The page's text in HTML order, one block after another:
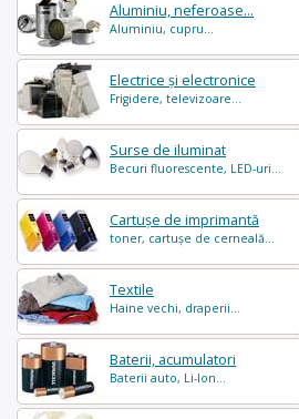
Aluminiu, neferoase...
Aluminiu, cupru...
Electrice și electronice
Frigidere, televizoare...
Surse de iluminat
Becuri fluorescente, LED-uri...
Cartușe de imprimantă
toner, cartușe de cerneală...
Textile
Haine vechi, draperii...
Baterii, acumulatori
Baterii auto, Li-Ion...